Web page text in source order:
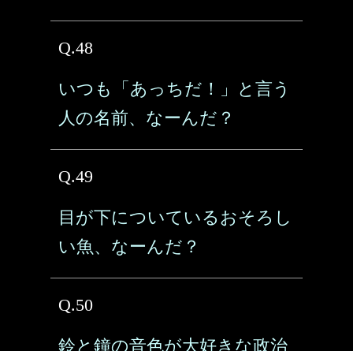
Q.48
いつも「あっちだ！」と言う
人の名前、なーんだ？
Q.49
目が下についているおそろし
い魚、なーんだ？
Q.50
鈴と鐘の音色が大好きな政治